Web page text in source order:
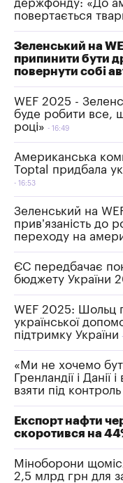
держфонду: «До
повертається
Зеленський на
припинити бути
повернути собі
WEF 2025 -
буде робити все,
році»
16:49
Американська
Toptal придбала
16:53
Зеленський на
прив’язаність до
переходу на
ЄС передбачає
бюджету України
WEF 2025: Шольц
української
підтримку України
«Ми не хочемо
Гренландії і
взяти під контроль
Експорт нафти
скоротився на
Міноборони
2,5 млрд грн для